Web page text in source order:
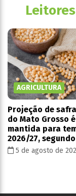
AGRICULTURA
Projeção de
do Mato Grosso é
mantida para
2026/27,
5 de agosto de